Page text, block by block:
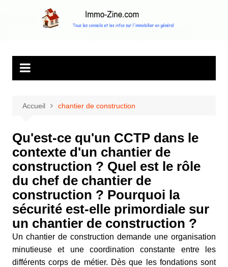
Immo Zine, le
d'information sur
Tous les conseils et les infos sur l'immobilier en général
Accueil chantier de construction
Qu'est-ce qu'un CCTP dans le
contexte d'un chantier de
construction ? Quel est le rôle
du chef de chantier de
construction ? Pourquoi la
sécurité est-elle primordiale sur
un chantier de construction ?
Un chantier de construction demande une organisation
minutieuse et une coordination constante entre les
différents corps de métier. Dès que les fondations sont